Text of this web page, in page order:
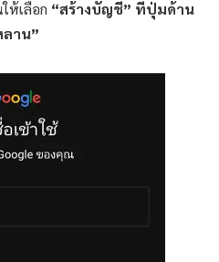
ห้เลือก “สร้างบัญชี” ที่ปุ่มด้าน
ลาน”